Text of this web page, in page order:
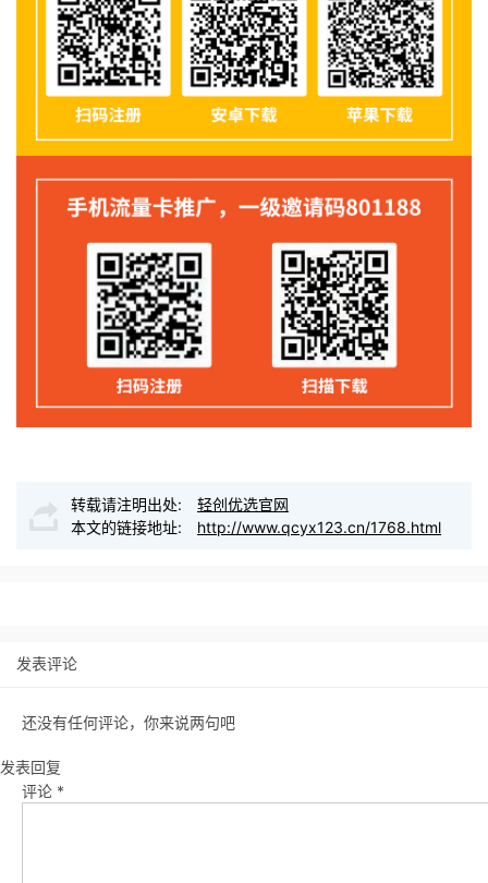
转载请注明出处:
轻创优选官网
本文的链接地址:
http://www.qcyx123.cn/1768.html
发表评论
还没有任何评论，你来说两句吧
发表回复
评论 *